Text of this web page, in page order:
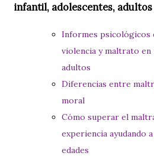
infantil, adolescentes,
Informes psicológicos
violencia y maltrato en
adultos
Diferencias entre
moral
Cómo superar el
experiencia ayudando
edades